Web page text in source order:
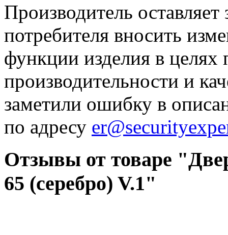
Производитель
потребителя вносить
функции изделия в
производительности и
заметили ошибку в
по адресу
Отзывы от товаре
65 (серебро) V.1"